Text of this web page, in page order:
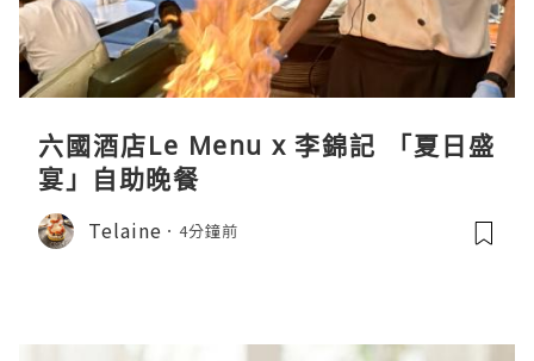
六國酒店Le Menu x 李錦記 「夏日盛
宴」自助晚餐
Telaine 4分鐘前